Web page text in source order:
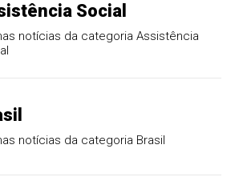
Social
notícias da categoria Assistência
notícias da categoria Brasil